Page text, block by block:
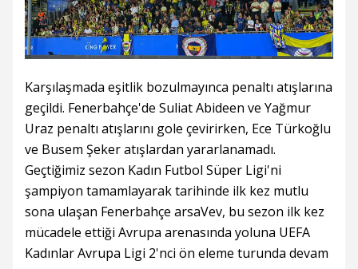
Karşılaşmada eşitlik bozulmayınca penaltı atışlarına
geçildi. Fenerbahçe'de Suliat Abideen ve Yağmur
Uraz penaltı atışlarını gole çevirirken, Ece Türkoğlu
ve Busem Şeker atışlardan yararlanamadı.
Geçtiğimiz sezon Kadın Futbol Süper Ligi'ni
şampiyon tamamlayarak tarihinde ilk kez mutlu
sona ulaşan Fenerbahçe arsaVev, bu sezon ilk kez
mücadele ettiği Avrupa arenasında yoluna UEFA
Kadınlar Avrupa Ligi 2'nci ön eleme turunda devam